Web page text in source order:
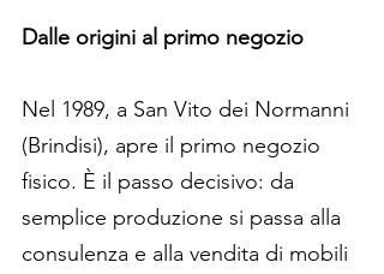
Dalle origini al primo negozio
Nel 1989, a San Vito dei Normanni
(Brindisi), apre il primo negozio
fisico. È il passo decisivo: da
semplice produzione si passa alla
consulenza e alla vendita di mobili